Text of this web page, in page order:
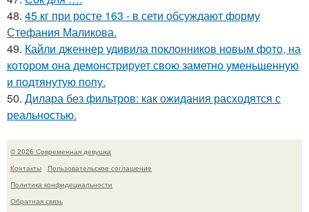
48. 45 кг при росте 163 - в сети обсуждают форму
Стефания Маликова.
49. Кайли дженнер удивила поклонников новым фото, на
котором она демонстрирует свою заметно уменьшенную
и подтянутую попу.
50. Дилара без фильтров: как ожидания расходятся с
реальностью.
© 2026 Современная девушка
Контакты
Пользовательское соглашение
Политика конфидециальности
Обратная связь